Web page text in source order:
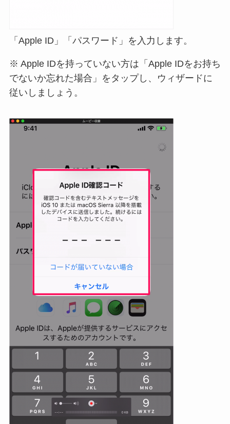
「Apple ID」「パスワード」を入力します。
※ Apple IDを持っていない方は「Apple IDをお持ち
でないか忘れた場合」をタップし、ウィザードに
従いしましょう。